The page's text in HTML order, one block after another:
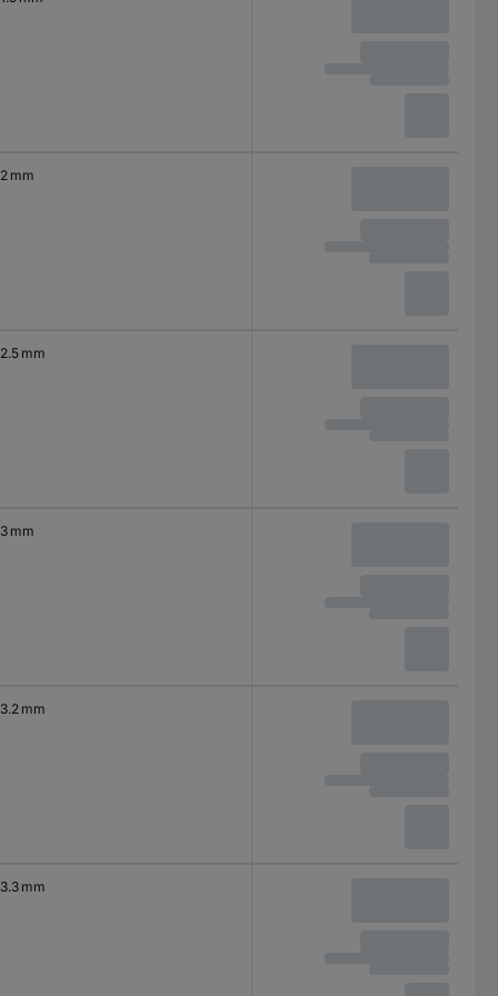
2 mm
2.5 mm
3 mm
3.2 mm
3.3 mm